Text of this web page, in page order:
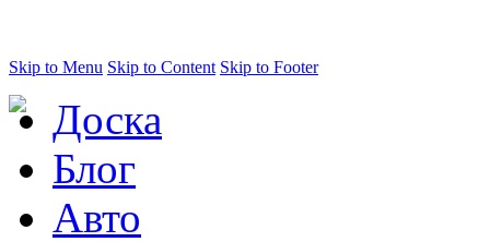
Skip to Menu Skip to Content Skip to Footer
Доска
Блог
Авто